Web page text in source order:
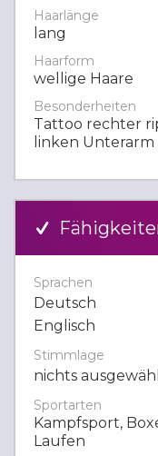
Haarlänge
lang
Haarform
wellige Haare
Besonderheiten
Tattoo rechter
linken Unterarm
Sprachen
Deutsch
Englisch
Stimmlage
nichts
Sportarten
Kampfsport,
Laufen